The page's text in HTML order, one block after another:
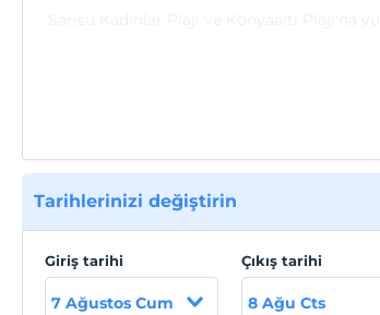
Tarihlerinizi değiştirin
Giriş tarihi
7 Ağustos Cum
Çıkış tarihi
8 Ağu Cts